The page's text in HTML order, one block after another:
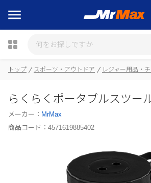
トップ スポーツ・アウトドア レジャー用品・
らくらくポータブルスツー
メーカー： MrMax
商品コード： 4571619885402